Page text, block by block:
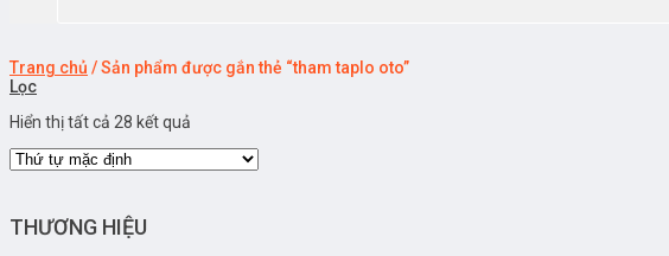
Trang chủ /Sản phẩm được gắn thẻ “tham taplo oto”
Lọc
Hiển thị tất cả 28 kết quả
THƯƠNG HIỆU